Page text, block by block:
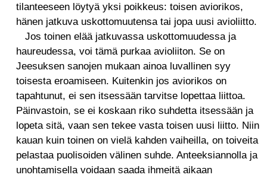
tilanteeseen löytyä yksi poikkeus: toisen aviorikos,
hänen jatkuva uskottomuutensa tai jopa uusi avioliitto.
Jos toinen elää jatkuvassa uskottomuudessa ja
haureudessa, voi tämä purkaa avioliiton. Se on
Jeesuksen sanojen mukaan ainoa luvallinen syy
toisesta eroamiseen. Kuitenkin jos aviorikos on
tapahtunut, ei sen itsessään tarvitse lopettaa liittoa.
Päinvastoin, se ei koskaan riko suhdetta itsessään ja
lopeta sitä, vaan sen tekee vasta toisen uusi liitto. Niin
kauan kuin toinen on vielä kahden vaiheilla, on toiveita
pelastaa puolisoiden välinen suhde. Anteeksiannolla ja
unohtamisella voidaan saada ihmeitä aikaan